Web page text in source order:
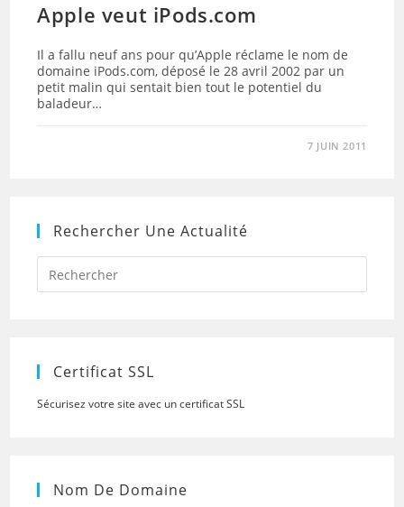
Apple veut iPods.com
Il a fallu neuf ans pour qu’Apple réclame le nom de
domaine iPods.com, déposé le 28 avril 2002 par un
petit malin qui sentait bien tout le potentiel du
baladeur…
7 JUIN 2011
Rechercher Une Actualité
Press
to
Certificat SSL
Sécurisez votre site avec un certificat SSL
Nom De Domaine